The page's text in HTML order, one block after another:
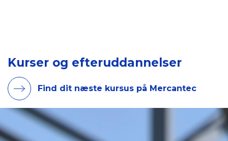
Kurser og efteruddannelser
Find dit næste kursus på Mercantec